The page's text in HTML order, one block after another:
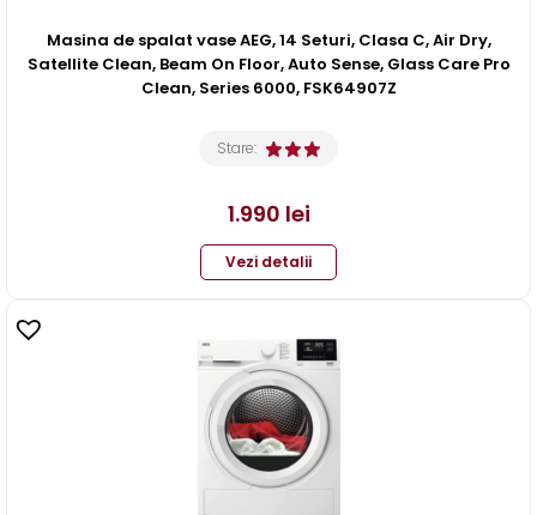
Masina de spalat vase AEG, 14 Seturi, Clasa C, Air Dry,
Satellite Clean, Beam On Floor, Auto Sense, Glass Care Pro
Clean, Series 6000, FSK64907Z
Stare:
1.990 lei
Vezi detalii